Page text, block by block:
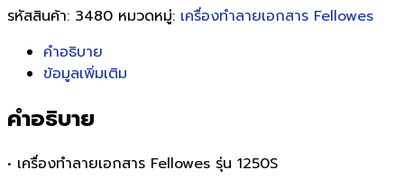
รหัสสินค้า: 3480 หมวดหมู่: เครื่องทำลายเอกสาร Fellowes
คำอธิบาย
ข้อมูลเพิ่มเติม
คำอธิบาย
• เครื่องทำลายเอกสาร Fellowes รุ่น 1250S